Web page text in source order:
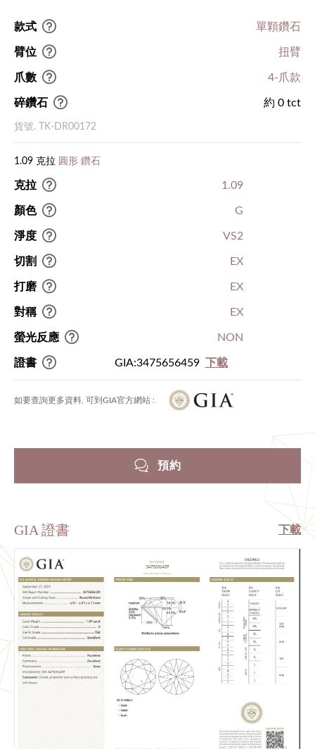
款式 單顆鑽石
臂位 扭臂
爪數 4-爪款
碎鑽石 約 0 tct
貨號. TK-DR00172
1.09 克拉 圓形 鑽石
克拉 1.09
顏色 G
淨度 VS2
切割 EX
打磨 EX
對稱 EX
螢光反應 NON
證書 GIA:3475656459 下載
如要查詢更多資料, 可到GIA官方網站 :
預約
GIA 證書 下載